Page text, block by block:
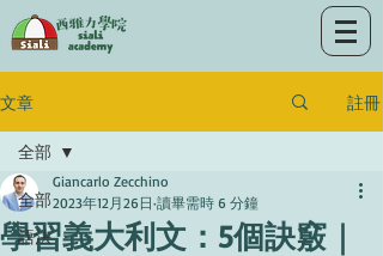
文章 註冊
全部
語法
全部
學習義大利文：5個訣竅｜
Giancarlo Zecchino
2023年12月26日 讀畢需時 6 分鐘